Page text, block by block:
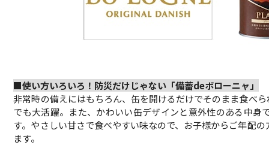
■使い方いろいろ！防災だけじゃない「備蓄deボローニャ」
非常時の備えにはもちろん、缶を開けるだけでそのまま食べ
でも大活躍。また、かわいい缶デザインと意外性のある中身
す。やさしい甘さで食べやすい味なので、お子様からご年配
ます。